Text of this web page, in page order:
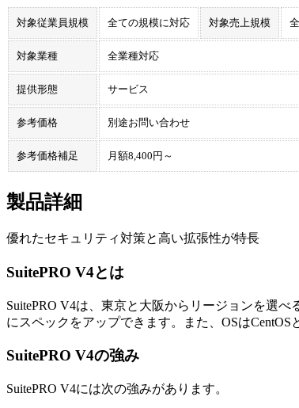
対象従業員規模 全ての規模に対応 対象売上規模
対象業種 全業種対応
提供形態 サービス
参考価格 別途お問い合わせ
参考価格補足 月額8,400円～
製品詳細
優れたセキュリティ対策と高い拡張性が特長
SuitePRO V4とは
SuitePRO V4は、東京と大阪からリージョンを選
にスペックをアップできます。また、OSはCentOS
SuitePRO V4の強み
SuitePRO V4には次の強みがあります。